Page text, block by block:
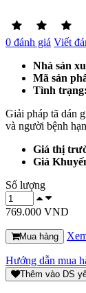
0 đánh giá Viết
Nhà sản
Mã sản
Tình trạng:
Giải pháp tã dán
và người bệnh
Giá thị
Giá
Số lượng
769.000 VND
Mua hàng
Hướng dẫn mua
Thêm vào DS